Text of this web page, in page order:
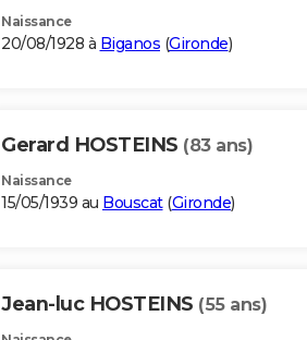
Naissance
20/08/1928 à Biganos (Gironde)
Gerard HOSTEINS (83 ans)
Naissance
15/05/1939 au Bouscat(Gironde)
Jean-luc HOSTEINS (55 ans)